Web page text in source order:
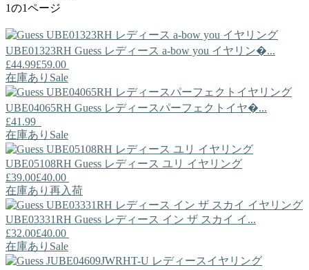
1の1ページ
UBE01323RH Guess レディース a-bow you イヤリン�...
£44.99£59.00
在庫あり Sale
UBE04065RH Guess レディースパーフェクトイヤ�...
£41.99
在庫あり Sale
UBE05108RH Guess レディース ユリ イヤリング
£39.00£40.00
在庫あり 再入荷
UBE03331RH Guess レディース イン ザ スカイ イ...
£32.00£40.00
在庫あり Sale